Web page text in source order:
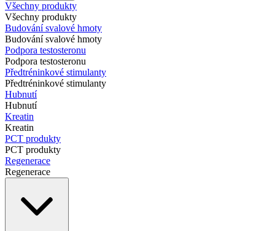
Všechny produkty
Všechny produkty
Budování svalové hmoty
Budování svalové hmoty
Podpora testosteronu
Podpora testosteronu
Předtréninkové stimulanty
Předtréninkové stimulanty
Hubnutí
Hubnutí
Kreatin
Kreatin
PCT produkty
PCT produkty
Regenerace
Regenerace